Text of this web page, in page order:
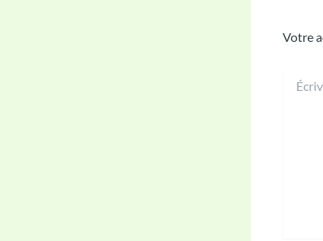
Votre
ici…